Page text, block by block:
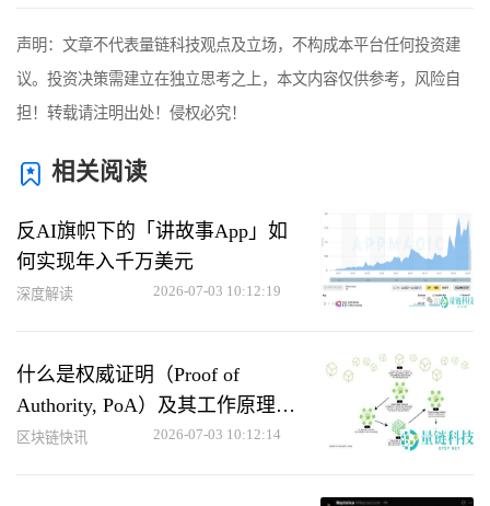
声明：文章不代表量链科技观点及立场，不构成本平台任何投资建
议。投资决策需建立在独立思考之上，本文内容仅供参考，风险自
担！转载请注明出处！侵权必究！
相关阅读
反AI旗帜下的「讲故事App」如
何实现年入千万美元
深度解读 2026-07-03 10:12:19
什么是权威证明（Proof of
Authority, PoA）及其工作原理解
析
区块链快讯 2026-07-03 10:12:14